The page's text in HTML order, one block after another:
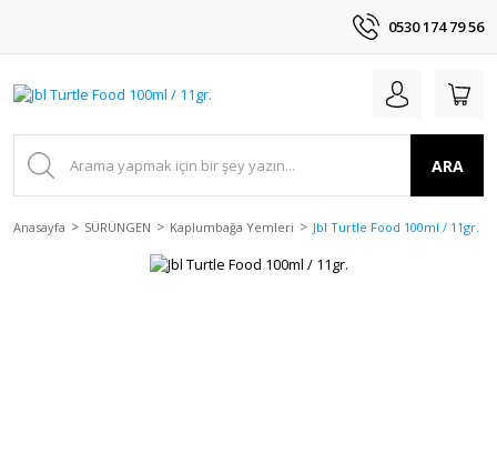
0530 174 79 56
ARA
Anasayfa SÜRÜNGEN Kaplumbağa Yemleri Jbl Turtle Food 100ml / 11gr.